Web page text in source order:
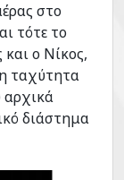
στο
τότε το
ο Νίκος,
ταχύτητα
αρχικά
διάστημα